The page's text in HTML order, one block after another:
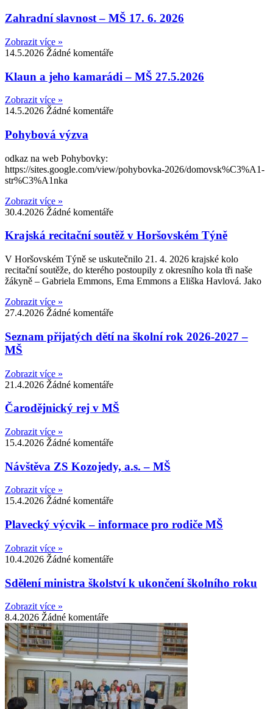
Zahradní slavnost – MŠ 17. 6. 2026
Zobrazit více »
14.5.2026 Žádné komentáře
Klaun a jeho kamarádi – MŠ 27.5.2026
Zobrazit více »
14.5.2026 Žádné komentáře
Pohybová výzva
odkaz na web Pohybovky:
https://sites.google.com/view/pohybovka-2026/domovsk%C3%A1-
str%C3%A1nka
Zobrazit více »
30.4.2026 Žádné komentáře
Krajská recitační soutěž v Horšovském Týně
V Horšovském Týně se uskutečnilo 21. 4. 2026 krajské kolo
recitační soutěže, do kterého postoupily z okresního kola tři naše
žákyně – Gabriela Emmons, Ema Emmons a Eliška Havlová. Jako
Zobrazit více »
27.4.2026 Žádné komentáře
Seznam přijatých dětí na školní rok 2026-2027 –
MŠ
Zobrazit více »
21.4.2026 Žádné komentáře
Čarodějnický rej v MŠ
Zobrazit více »
15.4.2026 Žádné komentáře
Návštěva ZS Kozojedy, a.s. – MŠ
Zobrazit více »
15.4.2026 Žádné komentáře
Plavecký výcvik – informace pro rodiče MŠ
Zobrazit více »
10.4.2026 Žádné komentáře
Sdělení ministra školství k ukončení školního roku
Zobrazit více »
8.4.2026 Žádné komentáře